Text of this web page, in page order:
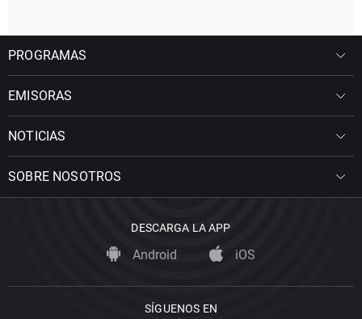
PROGRAMAS
EMISORAS
NOTICIAS
SOBRE NOSOTROS
DESCARGA LA APP
Android iOS
SÍGUENOS EN